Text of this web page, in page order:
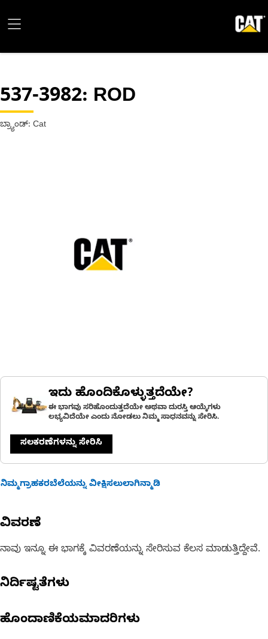
537-3982: ROD
ಬ್ರ್ಯಾಂಡ್: Cat
ಇದು ಹೊಂದಿಕೊಳ್ಳುತ್ತದೆಯೇ?
ಈ ಭಾಗವು ಸರಿಹೊಂದುತ್ತದೆಯೇ ಅಥವಾ ದುರಸ್ತಿ ಆಯ್ಕೆಗಳು
ಲಭ್ಯವಿದೆಯೇ ಎಂದು ನೋಡಲು ನಿಮ್ಮ ಸಾಧನವನ್ನು ಸೇರಿಸಿ.
ಸಲಕರಣೆಗಳನ್ನು ಸೇರಿಸಿ
ನಿಮ್ಮಗ್ರಾಹಕರಬೆಲೆಯನ್ನು ವೀಕ್ಷಿಸಲುಲಾಗಿನ್ಮಾಡಿ
ವಿವರಣೆ
ನಾವು ಇನ್ನೂ ಈ ಭಾಗಕ್ಕೆ ವಿವರಣೆಯನ್ನು ಸೇರಿಸುವ ಕೆಲಸ ಮಾಡುತ್ತಿದ್ದೇವೆ.
ನಿರ್ದಿಷ್ಟತೆಗಳು
ಹೊಂದಾಣಿಕೆಯಮಾದರಿಗಳು